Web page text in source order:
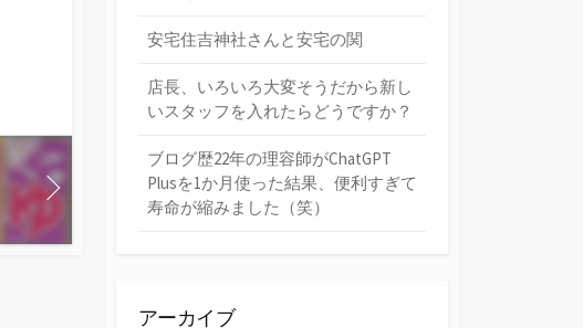
安宅住吉神社さんと安宅の関
店長、いろいろ大変そうだから新し
いスタッフを入れたらどうですか？
ブログ歴22年の理容師がChatGPT
Plusを1か月使った結果、便利すぎて
寿命が縮みました（笑）
アーカイブ